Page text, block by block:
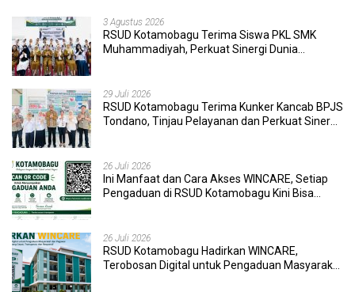
3 Agustus 2026
RSUD Kotamobagu Terima Siswa PKL SMK
Muhammadiyah, Perkuat Sinergi Dunia
29 Juli 2026
RSUD Kotamobagu Terima Kunker Kancab BPJS
Tondano, Tinjau Pelayanan dan Perkuat Sinergi
26 Juli 2026
Ini Manfaat dan Cara Akses WINCARE, Setiap
Pengaduan di RSUD Kotamobagu Kini Bisa
26 Juli 2026
RSUD Kotamobagu Hadirkan WINCARE,
Terobosan Digital untuk Pengaduan Masyarakat